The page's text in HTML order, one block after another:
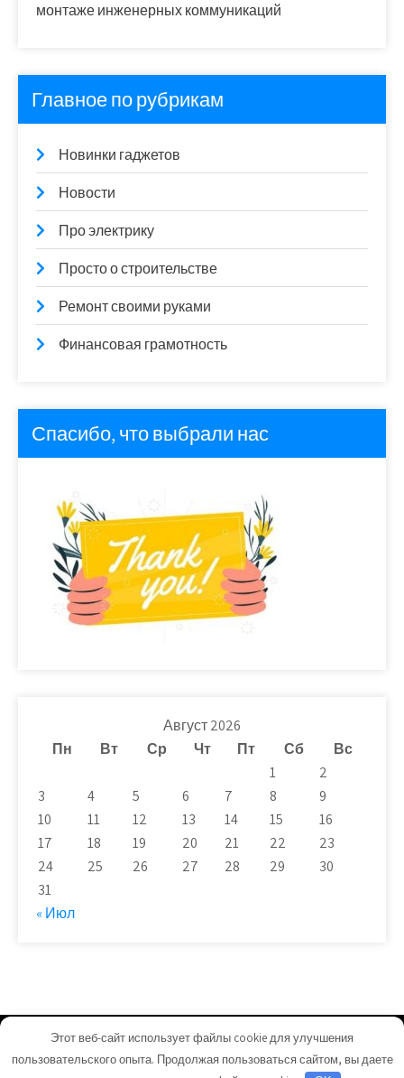
монтаже инженерных коммуникаций
Главное по рубрикам
Новинки гаджетов
Новости
Про электрику
Просто о строительстве
Ремонт своими руками
Финансовая грамотность
Спасибо, что выбрали нас
Август 2026
Пн
Вт Ср Чт Пт Сб
Вс
1
2
3
4 5 6 7 8
9
10
11 12 13 14 15
16
17
18 19 20 21 22
23
24
25 26 27 28 29
30
31
« Июл
remontnk.ru - Работает на WordPress
Тема от Grace Themes
Этот веб-сайт использует файлы cookie для улучшения
пользовательского опыта. Продолжая пользоваться сайтом, вы даете